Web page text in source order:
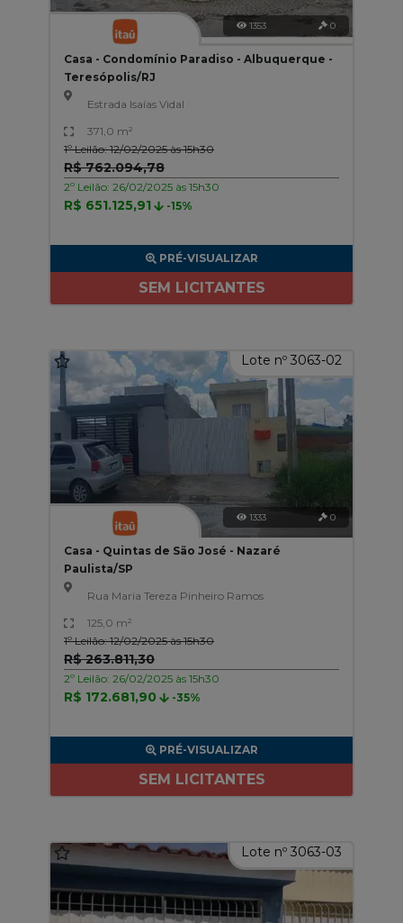
1353 0
Casa - Condomínio Paradiso - Albuquerque -
Teresópolis/RJ
Estrada Isaías Vidal
371,0 m²
1º Leilão: 12/02/2025 às 15h30
R$ 762.094,78
2º Leilão: 26/02/2025 às 15h30
R$ 651.125,91 -15%
PRÉ-VISUALIZAR
SEM LICITANTES
Lote nº 3063-02
1333 0
Casa - Quintas de São José - Nazaré
Paulista/SP
Rua Maria Tereza Pinheiro Ramos
125,0 m²
1º Leilão: 12/02/2025 às 15h30
R$ 263.811,30
2º Leilão: 26/02/2025 às 15h30
R$ 172.681,90 -35%
PRÉ-VISUALIZAR
SEM LICITANTES
Lote nº 3063-03